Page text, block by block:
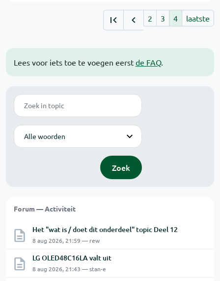
Lees voor iets toe te voegen eerst de FAQ.
Zoek
Modus
Zoek
Forum — Activiteit
Het "wat is / doet dit onderdeel" topic Deel 12
8 aug 2026, 21:59 — rew
LG OLED48C16LA valt uit
8 aug 2026, 21:43 — stan-e
2 3 4 laatste